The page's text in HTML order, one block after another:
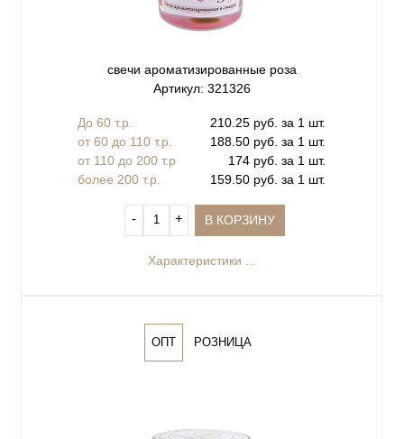
свечи ароматизированные роза
Артикул: 321326
До 60 т.р.
210.25 руб. за 1 шт.
от 60 до 110 т.р.
188.50 руб. за 1 шт.
от 110 до 200 т.р
174 руб. за 1 шт.
более 200 т.р.
159.50 руб. за 1 шт.
‐ + В КОРЗИНУ
Характеристики ...
ОПТ РОЗНИЦА